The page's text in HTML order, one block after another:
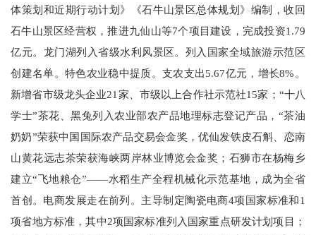
体策划和近期行动计划》《石牛山景区总体规划》编制，收回
石牛山景区经营权，推进九仙山等7个项目建设，完成投资1.79
亿元。龙门湖列入省级水利风景区。列入国家全域旅游示范区
创建名单。特色农业稳中提质。支农支出5.67亿元，增长8%。
新增省市级龙头企业21家、市级以上合作社示范社15家；“十八
学士”茶花、黑兔列入农业部农产品地理标志登记产品，“茶油
奶奶”荣获中国国际农产品交易会金奖，优仙发铁皮石斛、恋南
山黄花远志茶荣获海峡两岸林业博览会金奖；石狮市在杨梅乡
建立“飞地粮仓”——水稻生产全程机械化示范基地，成为全省
首创。电商发展走在前列。主导制定陶瓷电商4项国家标准和1
项省地方标准，其中2项国家标准列入国家重点研发计划项目；